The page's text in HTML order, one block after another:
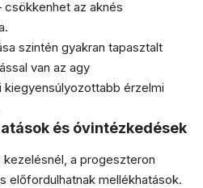
csökkenhet az aknés
szintén gyakran tapasztalt
van az agy
érzelmi
és óvintézkedések
a progeszteron
előfordulhatnak mellékhatások.